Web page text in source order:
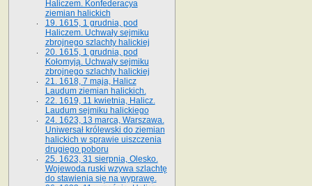
Haliczem. Konfederacya
ziemian halickich
19. 1615, 1 grudnia, pod
Haliczem. Uchwały sejmiku
zbrojnego szlachty halickiej
20. 1615, 1 grudnia, pod
Kołomyją. Uchwały sejmiku
zbrojnego szlachty halickiej
21. 1618, 7 maja, Halicz
Laudum ziemian halickich.
22. 1619, 11 kwietnia, Halicz.
Laudum sejmiku halickiego
24. 1623, 13 marca, Warszawa.
Uniwersał królewski do ziemian
halickich w sprawie uiszczenia
drugiego poboru
25. 1623, 31 sierpnia, Olesko.
Wojewoda ruski wzywa szlachtę
do stawienia się na wyprawę.